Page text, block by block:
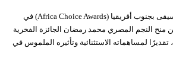
أعلنت إدارة مهرجان الموسيقى بجنوب أفريقيا (Africa Choice Awards) في
منح النجم المصري محمد رمضان الجائزة الفخرية
لمساهماته الاستثنائية وتأثيره الملموس في